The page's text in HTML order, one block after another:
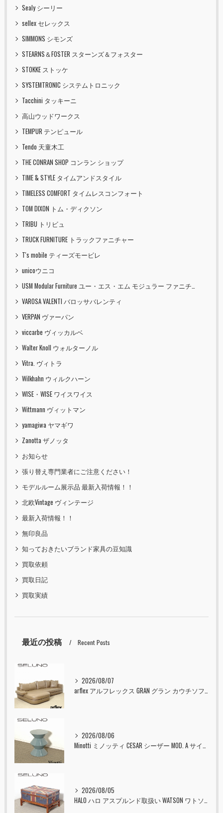
Sealy シーリー
sellex セレックス
SIMMONS シモンズ
STEARNS＆FOSTER スターンズ＆フォスター
STOKKE ストッケ
SYSTEMTRONIC システムトロニック
Tacchini タッキーニ
高山ウッドワークス
TEMPUR テンピュール
Tendo 天童木工
THE CONRAN SHOP コンラン ショップ
TIME & STYLE タイムアンドスタイル
TIMELESS COMFORT タイムレスコンフォート
TOM DIXON トム・ディクソン
TRIBU トリビュ
TRUCK FURNITURE トラックファニチャー
T's mobile ティーズモービレ
unicoウニコ
USM Modular Furniture ユー・エス・エム モジュラー ファニチャー
VAROSA VALENTI バロッサバレンティ
VERPAN ヴァーパン
viccarbe ヴィッカルベ
Walter Knoll ウォルターノル
Vitra. ヴィトラ
Wilkhahn ウィルクハーン
WISE・WISE ワイスワイス
Wittmann ヴィットマン
yamagiwa ヤマギワ
Zanotta ザノッタ
お知らせ
張り替え専門業者にご注意ください！
モデルルーム展示品 最新入荷情報！！
北欧Vintage ヴィンテージ
最新入荷情報！！
無印良品
知っておきたいブランド家具の豆知識
買取依頼
買取日記
買取実績
最近の投稿 Recent Posts
2026/08/07
2026/08/06
2026/08/05